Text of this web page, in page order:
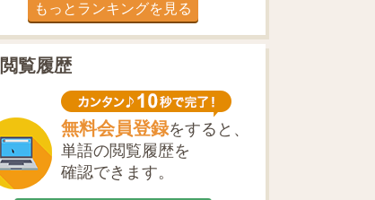
もっとランキングを見る
閲覧履歴
無料会員登録をすると、
単語の閲覧履歴を
確認できます。